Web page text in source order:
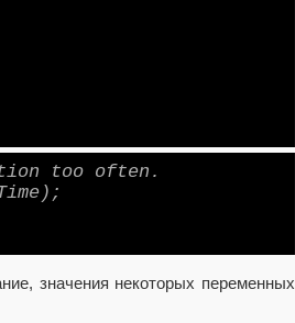
too often.
значения некоторых переменных